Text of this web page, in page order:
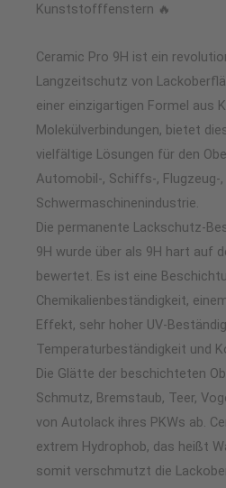
Kunststofffenstern 🔥
Ceramic Pro 9H ist ein
Langzeitschutz von
einer einzigartigen Formel aus
Molekülverbindungen, bietet
vielfältige Lösungen für den
Automobil-, Schiffs-, Flugzeug-,
Schwermaschinenindustrie.
Die permanente Lackschutz-
9H wurde über als 9H hart auf
bewertet. Es ist eine
Chemikalienbeständigkeit,
Effekt, sehr hoher UV-
Temperaturbeständigkeit und
Die Glätte der beschichteten
Schmutz, Bremstaub, Teer,
von Autolack ihres PKWs ab.
extrem Hydrophob, das heißt
somit verschmutzt die